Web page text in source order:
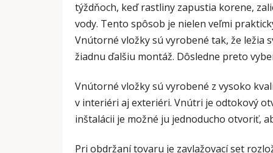
týždňoch, keď rastliny zapustia korene,
vody. Tento spôsob je nielen veľmi
Vnútorné vložky sú vyrobené tak, že ležia
žiadnu ďalšiu montáž. Dôsledne preto
Vnútorné vložky sú vyrobené z vysoko
v interiéri aj exteriéri. Vnútri je odtokový
inštalácii je možné ju jednoducho otvoriť,
Pri obdržaní tovaru je zavlažovací set